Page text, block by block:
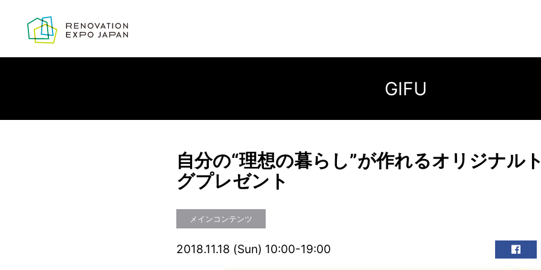
GIFU
自分の“理想の暮らし”が作れるオリジナル
グプレゼント
メインコンテンツ
2018.11.18 (Sun) 10:00-19:00